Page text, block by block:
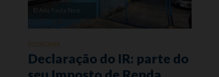
© Ana Paula Nesi
ECONOMIA
Declaração do IR: parte do